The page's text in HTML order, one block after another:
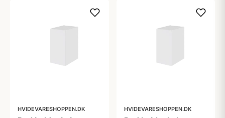
HVIDEVARESHOPPEN.DK HVIDEVARESHOPPEN.DK